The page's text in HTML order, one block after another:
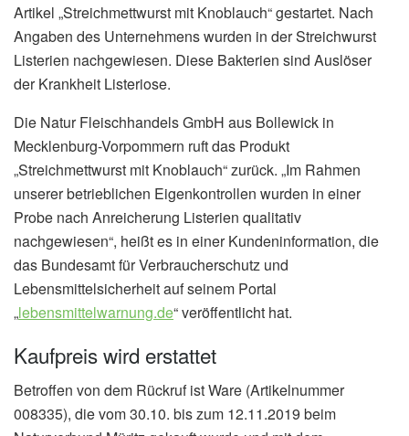
Artikel „Streichmettwurst mit Knoblauch“ gestartet. Nach
Angaben des Unternehmens wurden in der Streichwurst
Listerien nachgewiesen. Diese Bakterien sind Auslöser
der Krankheit Listeriose.
Die Natur Fleischhandels GmbH aus Bollewick in
Mecklenburg-Vorpommern ruft das Produkt
„Streichmettwurst mit Knoblauch“ zurück. „Im Rahmen
unserer betrieblichen Eigenkontrollen wurden in einer
Probe nach Anreicherung Listerien qualitativ
nachgewiesen“, heißt es in einer Kundeninformation, die
das Bundesamt für Verbraucherschutz und
Lebensmittelsicherheit auf seinem Portal
„lebensmittelwarnung.de“ veröffentlicht hat.
Kaufpreis wird erstattet
Betroffen von dem Rückruf ist Ware (Artikelnummer
008335), die vom 30.10. bis zum 12.11.2019 beim